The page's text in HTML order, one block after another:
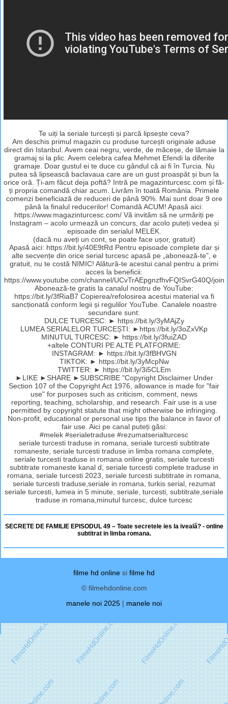
Te uiți la seriale turcești și parcă lipsește ceva?
Am deschis primul magazin cu produse turcești originale aduse
direct din Istanbul. Avem ceai negru, verde, de măceșe, de lămaie la
gramaj si la plic. Avem celebra cafea Mehmet Efendi la diferite
gramaje. Doar gustul ei te duce cu gândul că ai fi în Turcia. Nu
putea să lipsească baclavaua care are un gust proaspăt și bun la
orice oră. Ți-am făcut deja poftă? Intră pe magazinturcesc.com și fă-
ți propria comandă chiar acum. Livrăm în toată România. Primele
comenzi beneficiază de reduceri de până 90%. Mai sunt doar 9 ore
până la finalul reducerilor! Comandă ACUM! Apasă aici:
https://www.magazinturcesc.com/ Vă invităm să ne urmăriți pe
Instagram – acolo urmează un concurs, dar acolo puteți vedea și
episoade din serialul MELEK.
(dacă nu aveți un cont, se poate face ușor, gratuit)
Apasă aici: https://bit.ly/40E9tRd Pentru episoade complete dar și
alte secvențe din orice serial turcesc apasă pe „abonează-te”, e
gratuit, nu te costă NIMIC! Alătură-te acestui canal pentru a primi
acces la beneficii:
https://www.youtube.com/channel/UCvTrAEpgnzfhvFQISvrG40Q/join
Abonează-te gratis la canalul nostru de YouTube:
https://bit.ly/3fRiaB7 Copierea/refolosirea acestui material va fi
sancționată conform legii și regulilor YouTube. Canalele noastre
secundare sunt:
DULCE TURCESC: ► https://bit.ly/3yMAjZy
LUMEA SERIALELOR TURCEȘTI: ►https://bit.ly/3oZxVKp
MINUTUL TURCESC: ► https://bit.ly/3fuiZAD
+altele CONTURI PE ALTE PLATFORME:
INSTAGRAM: ► https://bit.ly/3fBHVGN
TIKTOK: ► https://bit.ly/3yMcpNw
TWITTER: ► https://bit.ly/3i5CLEm
►LIKE ►SHARE ►SUBSCRIBE "Copyright Disclaimer Under
Section 107 of the Copyright Act 1976, allowance is made for "fair
use" for purposes such as criticism, comment, news
reporting, teaching, scholarship, and research. Fair use is a use
permitted by copyright statute that might otherwise be infringing.
Non-profit, educational or personal use tips the balance in favor of
fair use. Aici pe canal puteți găsi:
#melek #serialetraduse #rezumatserialturcesc
seriale turcesti traduse in romana, seriale turcesti subtitrate
romaneste, seriale turcesti traduse in limba romana complete,
seriale turcesti traduse in romana online gratis, seriale turcesti
subtitrate romaneste kanal d, seriale turcesti complete traduse in
romana, seriale turcesti 2023, seriale turcesti subtitrate in romana,
seriale turcesti traduse,seriale in romana, turkis serial, rezumat
seriale turcesti, lumea in 5 minute, seriale, turcesti, subtitrate,seriale
traduse in romana,minutul turcesc, dulce turcesc
SECRETE DE FAMILIE EPISODUL 49 – Toate secretele ies la iveală? - online
subtitrat in limba romana.
filme hd online si filme hd
© filmehdonline.com
manele noi 2025 | manele noi